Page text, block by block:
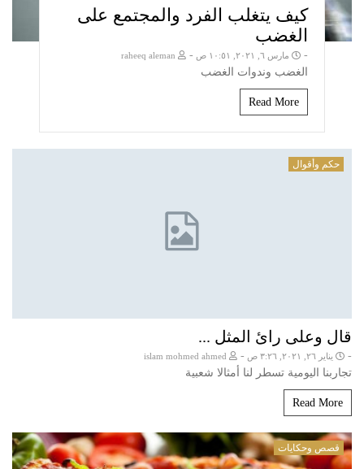
كيف يتغلب الفرد والمجتمع على
الغضب
- مارس ٦, ٢٠٢١, ١٠:٥١ ص -
الغضب وندوات الغضب
Read More
حكم وأقوال
قال وعلى رائ المثل ...
- يناير ٢٦, ٢٠٢١, ٣:٢٦ ص -
تجاربنا اليومية تسطر لنا أمثالا شعبية
Read More
قصص وحكايات